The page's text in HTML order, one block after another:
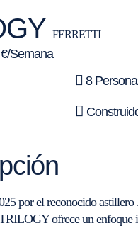
FERRETTI
Semana
8
por el reconocido astillero
ofrece un enfoque